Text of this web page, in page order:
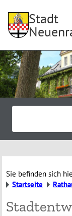
Stadt
Sie befinden sich
Startseite